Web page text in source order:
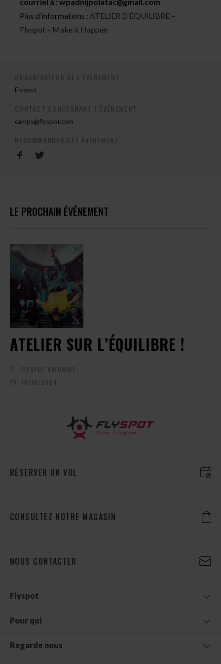
Plus d’informations : ATELIER D’ÉQUILIBRE –
Flyspot – Make it Happen
Flyspot
camps@flyspot.com
LE PROCHAIN ÉVÉNEMENT
ATELIER SUR L’ÉQUILIBRE !
FLYSPOT KATOWICE
16/05/2024
RÉSERVER UN VOL
CONSULTEZ NOTRE MAGASIN
NOUS CONTACTER
Flyspot
Pour qui
Regarde nous